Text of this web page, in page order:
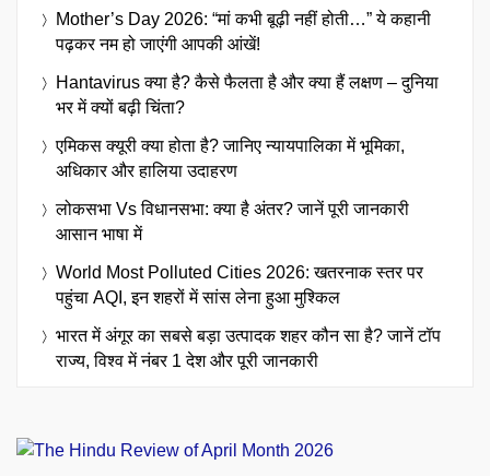
Mother’s Day 2026: “मां कभी बूढ़ी नहीं होती…” ये कहानी
पढ़कर नम हो जाएंगी आपकी आंखें!
Hantavirus क्या है? कैसे फैलता है और क्या हैं लक्षण – दुनिया
भर में क्यों बढ़ी चिंता?
एमिकस क्यूरी क्या होता है? जानिए न्यायपालिका में भूमिका,
अधिकार और हालिया उदाहरण
लोकसभा Vs विधानसभा: क्या है अंतर? जानें पूरी जानकारी
आसान भाषा में
World Most Polluted Cities 2026: खतरनाक स्तर पर
पहुंचा AQI, इन शहरों में सांस लेना हुआ मुश्किल
भारत में अंगूर का सबसे बड़ा उत्पादक शहर कौन सा है? जानें टॉप
राज्य, विश्व में नंबर 1 देश और पूरी जानकारी